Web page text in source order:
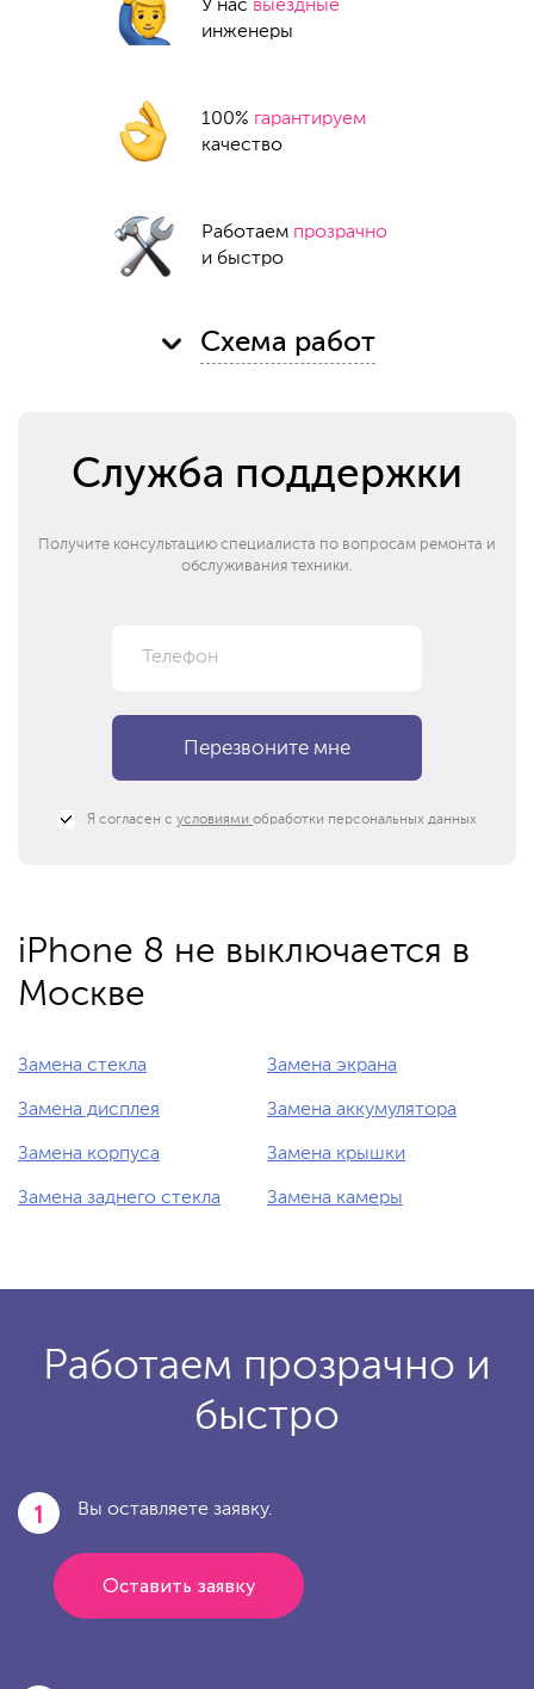
У нас выездные
инженеры
100% гарантируем
качество
Работаем прозрачно
и быстро
Схема работ
Служба поддержки
Получите консультацию специалиста по вопросам ремонта и
обслуживания техники.
Я согласен с условиями обработки персональных данных
iPhone 8 не выключается в
Москве
Замена стекла Замена экрана
Замена дисплея Замена аккумулятора
Замена корпуса Замена крышки
Замена заднего стекла Замена камеры
Работаем прозрачно и
быстро
1 Вы оставляете заявку.
Оставить заявку